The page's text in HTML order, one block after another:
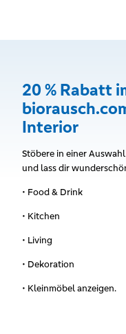
20 % Rabatt
Interior
Stöbere in einer
und lass dir
• Food & Drink
• Kitchen
• Living
• Dekoration
• Kleinmöbel anzeigen.